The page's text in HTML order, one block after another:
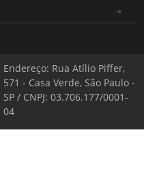
Endereço: Rua Atílio Piffer,
571 - Casa Verde, São Paulo -
SP / CNPJ: 03.706.177/0001-
04